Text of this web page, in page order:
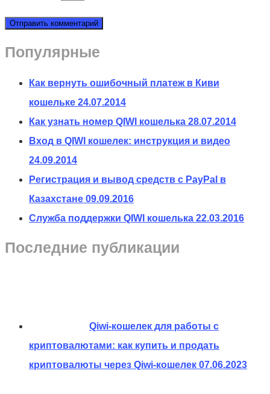
Популярные
Как вернуть ошибочный платеж в Киви
кошельке 24.07.2014
Как узнать номер QIWI кошелька 28.07.2014
Вход в QIWI кошелек: инструкция и видео
24.09.2014
Регистрация и вывод средств с PayPal в
Казахстане 09.09.2016
Служба поддержки QIWI кошелька 22.03.2016
Последние публикации
Qiwi-кошелек для работы с
криптовалютами: как купить и продать
криптовалюты через Qiwi-кошелек 07.06.2023